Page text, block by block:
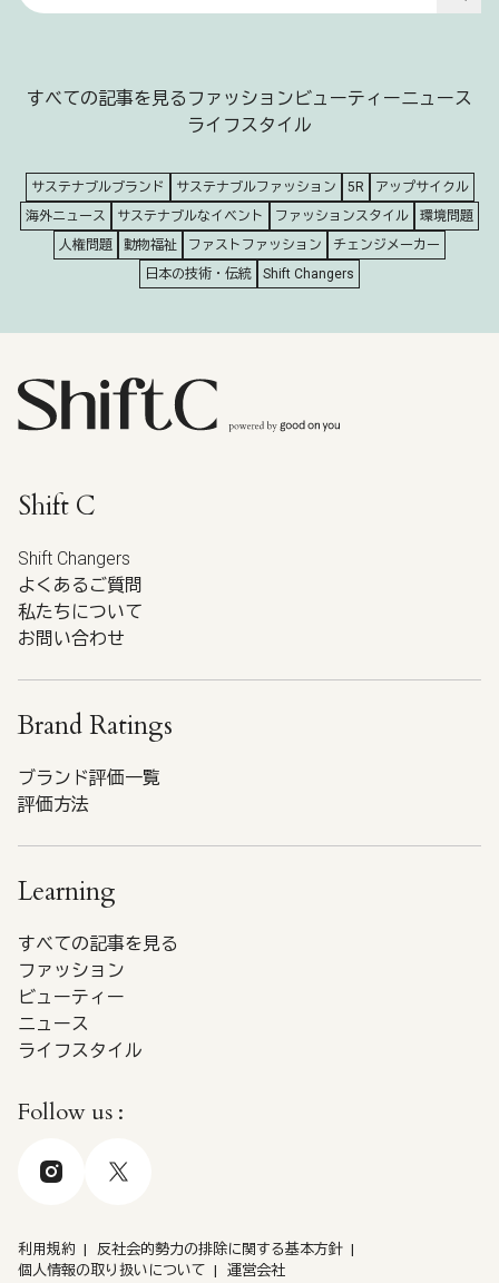
すべての記事を見る ファッションビューティーニュース
ライフスタイル
サステナブルブランド サステナブルファッション 5R
アップサイクル
海外ニュース
サステナブルなイベント ファッションスタイル
環境問題
人権問題
動物福祉 ファストファッション
チェンジメーカー
日本の技術・伝統
Shift Changers
Shift C
Shift Changers
よくあるご質問
私たちについて
お問い合わせ
Brand Ratings
ブランド評価一覧
評価方法
Learning
すべての記事を見る
ファッション
ビューティー
ニュース
ライフスタイル
Follow us :
利用規約
反社会的勢力の排除に関する基本方針
個人情報の取り扱いについて
運営会社